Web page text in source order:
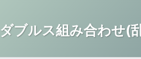
ダブルス組み合わせ(